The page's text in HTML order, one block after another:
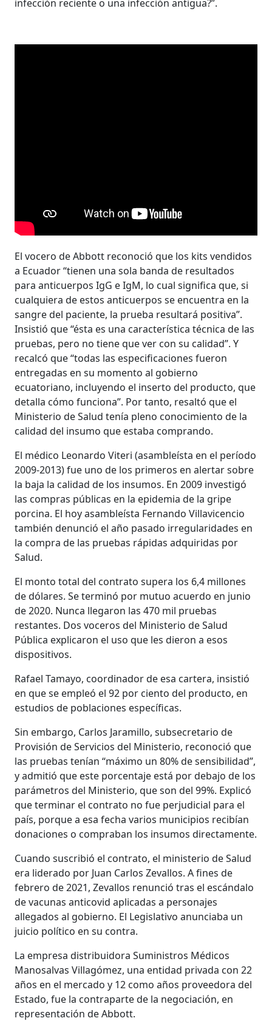
infección reciente o una infección antigua?”.
El vocero de Abbott reconoció que los kits vendidos
a Ecuador “tienen una sola banda de resultados
para anticuerpos IgG e IgM, lo cual significa que, si
cualquiera de estos anticuerpos se encuentra en la
sangre del paciente, la prueba resultará positiva”.
Insistió que “ésta es una característica técnica de las
pruebas, pero no tiene que ver con su calidad”. Y
recalcó que “todas las especificaciones fueron
entregadas en su momento al gobierno
ecuatoriano, incluyendo el inserto del producto, que
detalla cómo funciona”. Por tanto, resaltó que el
Ministerio de Salud tenía pleno conocimiento de la
calidad del insumo que estaba comprando.
El médico Leonardo Viteri (asambleísta en el período
2009-2013) fue uno de los primeros en alertar sobre
la baja la calidad de los insumos. En 2009 investigó
las compras públicas en la epidemia de la gripe
porcina. El hoy asambleísta Fernando Villavicencio
también denunció el año pasado irregularidades en
la compra de las pruebas rápidas adquiridas por
Salud.
El monto total del contrato supera los 6,4 millones
de dólares. Se terminó por mutuo acuerdo en junio
de 2020. Nunca llegaron las 470 mil pruebas
restantes. Dos voceros del Ministerio de Salud
Pública explicaron el uso que les dieron a esos
dispositivos.
Rafael Tamayo, coordinador de esa cartera, insistió
en que se empleó el 92 por ciento del producto, en
estudios de poblaciones específicas.
Sin embargo, Carlos Jaramillo, subsecretario de
Provisión de Servicios del Ministerio, reconoció que
las pruebas tenían “máximo un 80% de sensibilidad”,
y admitió que este porcentaje está por debajo de los
parámetros del Ministerio, que son del 99%. Explicó
que terminar el contrato no fue perjudicial para el
país, porque a esa fecha varios municipios recibían
donaciones o compraban los insumos directamente.
Cuando suscribió el contrato, el ministerio de Salud
era liderado por Juan Carlos Zevallos. A fines de
febrero de 2021, Zevallos renunció tras el escándalo
de vacunas anticovid aplicadas a personajes
allegados al gobierno. El Legislativo anunciaba un
juicio político en su contra.
La empresa distribuidora Suministros Médicos
Manosalvas Villagómez, una entidad privada con 22
años en el mercado y 12 como años proveedora del
Estado, fue la contraparte de la negociación, en
representación de Abbott.